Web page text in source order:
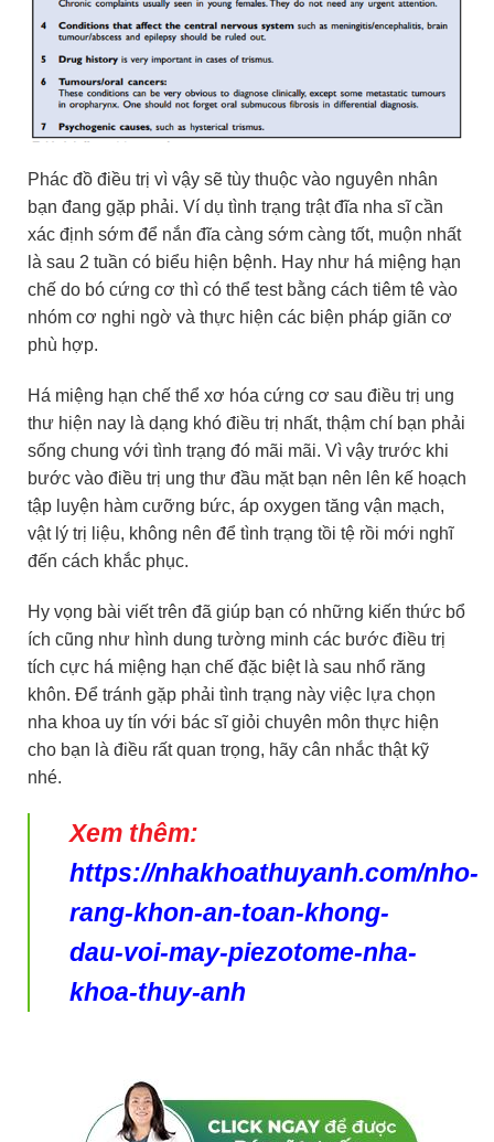
Phác đồ điều trị vì vậy sẽ tùy thuộc vào nguyên nhân
bạn đang gặp phải. Ví dụ tình trạng trật đĩa nha sĩ cần
xác định sớm để nắn đĩa càng sớm càng tốt, muộn nhất
là sau 2 tuần có biểu hiện bệnh. Hay như há miệng hạn
chế do bó cứng cơ thì có thể test bằng cách tiêm tê vào
nhóm cơ nghi ngờ và thực hiện các biện pháp giãn cơ
phù hợp.
Há miệng hạn chế thể xơ hóa cứng cơ sau điều trị ung
thư hiện nay là dạng khó điều trị nhất, thậm chí bạn phải
sống chung với tình trạng đó mãi mãi. Vì vậy trước khi
bước vào điều trị ung thư đầu mặt bạn nên lên kế hoạch
tập luyện hàm cưỡng bức, áp oxygen tăng vận mạch,
vật lý trị liệu, không nên để tình trạng tồi tệ rồi mới nghĩ
đến cách khắc phục.
Hy vọng bài viết trên đã giúp bạn có những kiến thức bổ
ích cũng như hình dung tường minh các bước điều trị
tích cực há miệng hạn chế đặc biệt là sau nhổ răng
khôn. Để tránh gặp phải tình trạng này việc lựa chọn
nha khoa uy tín với bác sĩ giỏi chuyên môn thực hiện
cho bạn là điều rất quan trọng, hãy cân nhắc thật kỹ
nhé.
Xem thêm:
https://nhakhoathuyanh.com/nho-
rang-khon-an-toan-khong-
dau-voi-may-piezotome-nha-
khoa-thuy-anh